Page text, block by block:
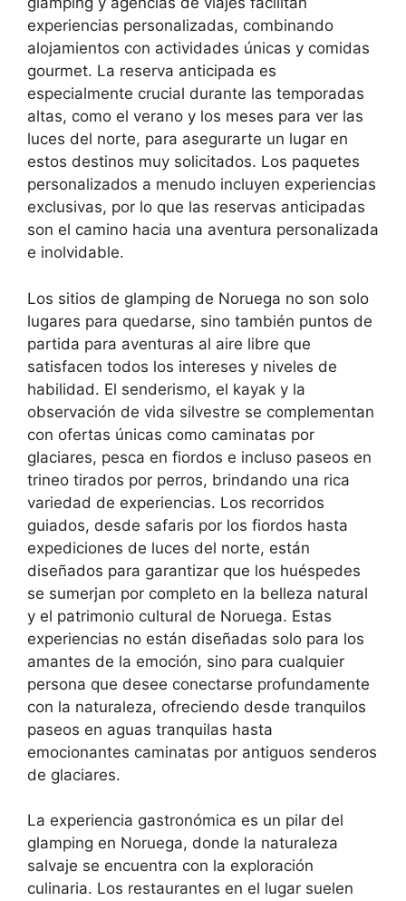
experiencias personalizadas, combinando
alojamientos con actividades únicas y comidas
gourmet. La reserva anticipada es
especialmente crucial durante las temporadas
altas, como el verano y los meses para ver las
luces del norte, para asegurarte un lugar en
estos destinos muy solicitados. Los paquetes
personalizados a menudo incluyen experiencias
exclusivas, por lo que las reservas anticipadas
son el camino hacia una aventura personalizada
e inolvidable.
Los sitios de glamping de Noruega no son solo
lugares para quedarse, sino también puntos de
partida para aventuras al aire libre que
satisfacen todos los intereses y niveles de
habilidad. El senderismo, el kayak y la
observación de vida silvestre se complementan
con ofertas únicas como caminatas por
glaciares, pesca en fiordos e incluso paseos en
trineo tirados por perros, brindando una rica
variedad de experiencias. Los recorridos
guiados, desde safaris por los fiordos hasta
expediciones de luces del norte, están
diseñados para garantizar que los huéspedes
se sumerjan por completo en la belleza natural
y el patrimonio cultural de Noruega. Estas
experiencias no están diseñadas solo para los
amantes de la emoción, sino para cualquier
persona que desee conectarse profundamente
con la naturaleza, ofreciendo desde tranquilos
paseos en aguas tranquilas hasta
emocionantes caminatas por antiguos senderos
de glaciares.
La experiencia gastronómica es un pilar del
glamping en Noruega, donde la naturaleza
salvaje se encuentra con la exploración
culinaria. Los restaurantes en el lugar suelen